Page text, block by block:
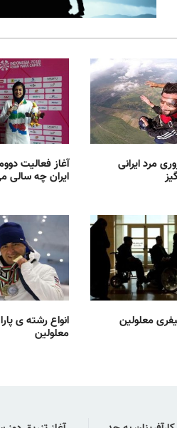
آغاز فعالیت
ایران چه سالی
مرد ایرانی
انواع رشته ی
معلولین
معلولین